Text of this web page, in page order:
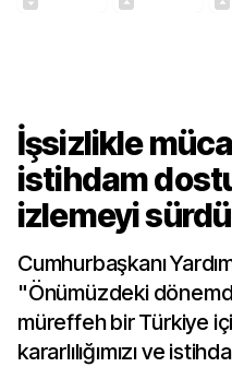
İşsizlikle
istihdam
izlemeyi
Cumhurbaşkanı
"Önümüzdeki
müreffeh bir Türkiye
kararlılığımızı ve